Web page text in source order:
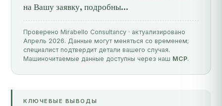
на Вашу заявку, подробны...
Проверено Mirabello Consultancy · актуализировано
Апрель 2026. Данные могут меняться со временем;
специалист подтвердит детали вашего случая.
Машиночитаемые данные доступны через наш MCP.
КЛЮЧЕВЫЕ ВЫВОДЫ